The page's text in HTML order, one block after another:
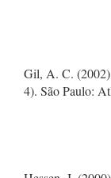
Gil, A. C.
4). São Paulo: